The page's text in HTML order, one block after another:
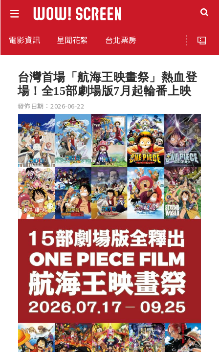
電影資訊 星聞花絮 台北票房
台灣首場「航海王映畫祭」熱血登
場！全15部劇場版7月起輪番上映
發佈日期：2026-06-22